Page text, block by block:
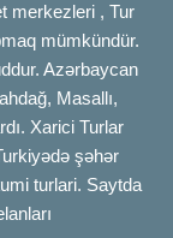
merkezleri , Tur
mümkündür.
Azərbaycan
Masallı,
Xarici Turlar
şəhər
turlari. Saytda